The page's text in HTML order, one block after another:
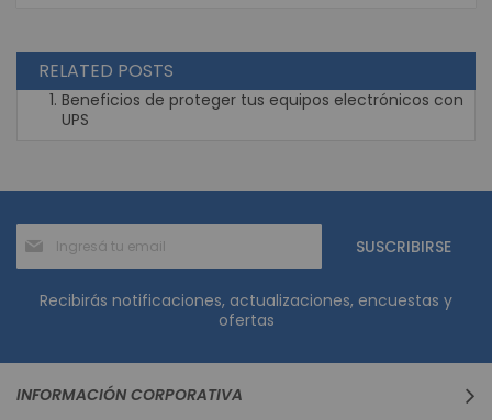
RELATED POSTS
Beneficios de proteger tus equipos electrónicos con
UPS
al
boletín
informativo:
SUSCRIBIRSE
Recibirás notificaciones, actualizaciones, encuestas y
ofertas
INFORMACIÓN CORPORATIVA